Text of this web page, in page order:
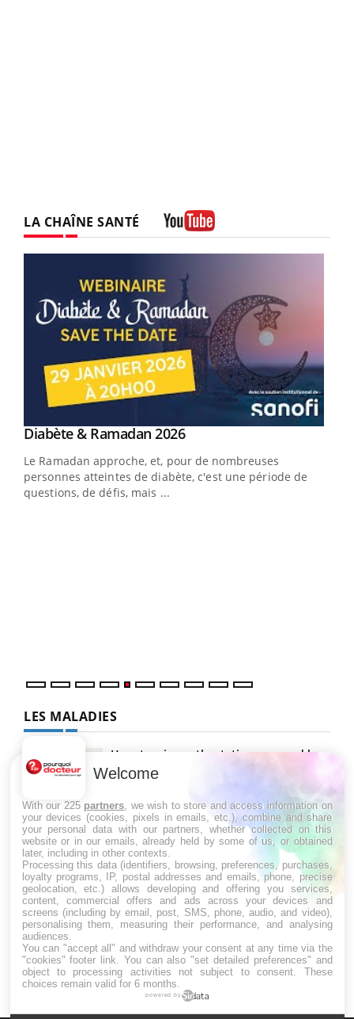
LA CHAÎNE SANTÉ
Youtube
Diabète & Ramadan 2026Youtube
Le Ramadan approche, et, pour de nombreuses
personnes atteintes de diabète, c'est une période de
questions, de défis, mais ...
LES MALADIES
Hypotension orthostatique : quand la
pression artérielle chute au lever
Drépanocytose : une déformation des
globules rouges aux conséquences
graves
Maladie de Charcot (Sclérose latérale
amyotrophique)
Welcome
With our 225 partners , we wish to store and access information on
your devices (cookies, pixels in emails, etc.), combine and share
your personal data with our partners, whether collected on this
website or in our emails, already held by some of us, or obtained
later, including in other contexts.
Processing this data (identifiers, browsing, preferences, purchases,
loyalty programs, IP, postal addresses and emails, phone, precise
geolocation, etc.) allows developing and offering you services,
content, commercial offers and ads across your devices and
screens (including by email, post, SMS, phone, audio, and video),
personalising them, measuring their performance, and analysing
audiences.
You can "accept all" and withdraw your consent at any time via the
"cookies" footer link . You can also "set detailed preferences" and
object to processing activities not subject to consent. These
choices remain valid for 6 months.
powered by